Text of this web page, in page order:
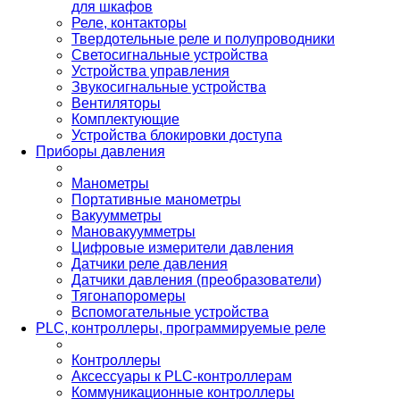
для шкафов
Реле, контакторы
Твердотельные реле и полупроводники
Светосигнальные устройства
Устройства управления
Звукосигнальные устройства
Вентиляторы
Комплектующие
Устройства блокировки доступа
Приборы давления
Манометры
Портативные манометры
Вакуумметры
Мановакуумметры
Цифровые измерители давления
Датчики реле давления
Датчики давления (преобразователи)
Тягонапоромеры
Вспомогательные устройства
PLС, контроллеры, программируемые реле
Контроллеры
Аксессуары к PLC-контроллерам
Коммуникационные контроллеры